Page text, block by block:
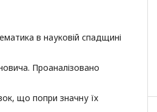
в науковій спадщині
Проаналізовано
що попри значну їх